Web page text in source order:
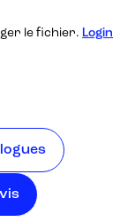
le fichier. Login